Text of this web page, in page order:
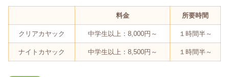
料金 所要時間
クリアカヤック 中学生以上：8,000円～ １時間半～
ナイトカヤック 中学生以上：8,500円～ １時間半～